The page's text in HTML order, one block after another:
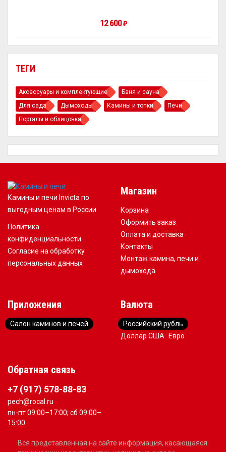
ТЕГИ
Аксессуары и комплектующие
Баня и сауна
Для сада
Дымоходы Камины и топки
Печи
Порталы и облицовка
12 600₽
Камины и печи Invicta по
выгодным ценам в России
Политика
конфиденциальности
Согласие на обработку
персональных данных
Магазин
Корзина
Оформить заказ
Оплата и доставка
Контакты
Монтаж камина, печи и
дымохода
Приложения
Салон каминов и печей
Валюта
Российский рубль
Доллар США
Евро
Обратная связь
+7 (917) 578-88-83
pech@rocal.ru
пн-пт 09:00–17:00; сб 09:00–
15:00
Вся представленная на сайте информация, касающаяся